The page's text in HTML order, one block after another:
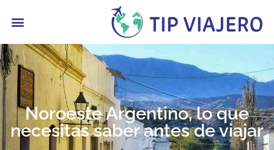
Noroeste Argentino, lo que
necesitas saber antes de viajar